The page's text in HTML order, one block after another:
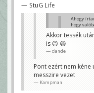
— StuG Life
Ahogy
hogy
Túlértékelt
Akkor tessék
is 😉 😀
dande
Pont ezért nem kéne
messzire vezet
Kampman